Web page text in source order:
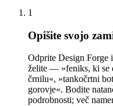
1
Opišite svojo
Odprite Design Forge
želite — »feniks, ki se
črnilu«, »tankočrtni
gorovje«. Bodite
podrobnosti; več